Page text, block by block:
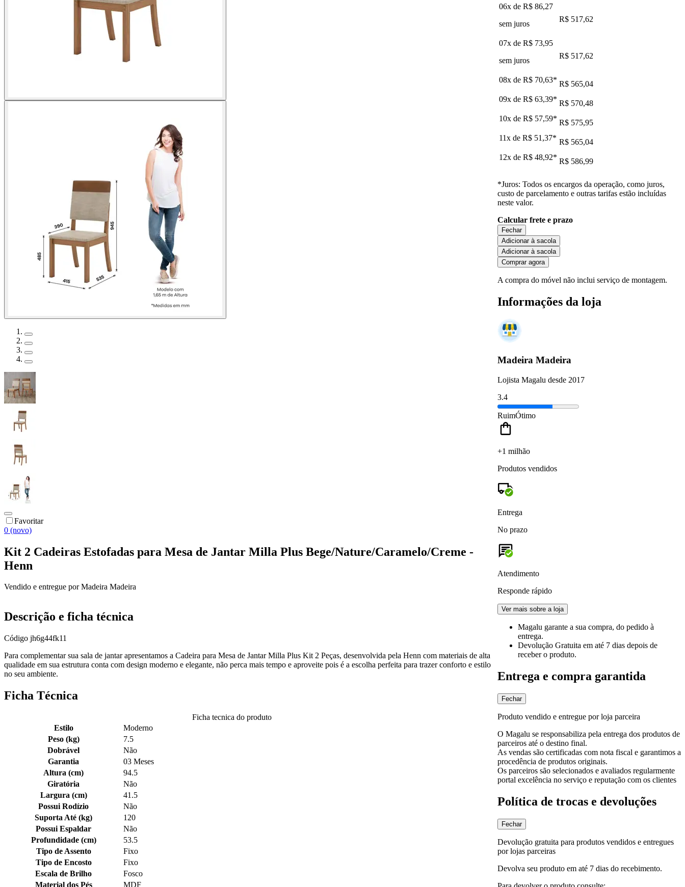
Favoritar
0 (novo)
Kit 2 Cadeiras Estofadas para Mesa de Jantar Milla Plus Bege/Nature/Caramelo/Creme -
Henn
Vendido e entregue por Madeira Madeira
06x de R$ 86,27
sem juros
R$ 517,62
07x de R$ 73,95
sem juros
R$ 517,62
08x de R$ 70,63* R$ 565,04
09x de R$ 63,39* R$ 570,48
10x de R$ 57,59* R$ 575,95
11x de R$ 51,37* R$ 565,04
12x de R$ 48,92* R$ 586,99
*Juros: Todos os encargos da operação, como juros,
custo de parcelamento e outras tarifas estão incluídas
neste valor.
Calcular frete e prazo
Fechar
Adicionar à sacola
Adicionar à sacola
Comprar agora
A compra do móvel não inclui serviço de montagem.
Informações da loja
Madeira Madeira
Lojista Magalu desde 2017
3.4
RuimÓtimo
+1 milhão
Produtos vendidos
Entrega
No prazo
Atendimento
Responde rápido
Ver mais sobre a loja
Magalu garante a sua compra, do pedido à
entrega.
Devolução Gratuita em até 7 dias depois de
receber o produto.
Entrega e compra garantida
Fechar
Produto vendido e entregue por loja parceira
O Magalu se responsabiliza pela entrega dos produtos de
parceiros até o destino final.
As vendas são certificadas com nota fiscal e garantimos a
procedência de produtos originais.
Os parceiros são selecionados e avaliados regularmente
portal excelência no serviço e reputação com os clientes
Política de trocas e devoluções
Fechar
Devolução gratuita para produtos vendidos e entregues
por lojas parceiras
Devolva seu produto em até 7 dias do recebimento.
Descrição e ficha técnica
Código jh6g44fk11
Para complementar sua sala de jantar apresentamos a Cadeira para Mesa de Jantar Milla Plus Kit 2 Peças, desenvolvida pela Henn com materiais de alta
qualidade em sua estrutura conta com design moderno e elegante, não perca mais tempo e aproveite pois é a escolha perfeita para trazer conforto e estilo
no seu ambiente.
Ficha Técnica
Ficha tecnica do produto
Estilo
Moderno
Peso (kg)
7.5
Dobrável
Não
Garantia
03 Meses
Altura (cm)
94.5
Giratória
Não
Largura (cm)
41.5
Possui Rodízio
Não
Suporta Até (kg)
120
Possui Espaldar
Não
Profundidade (cm)
53.5
Tipo de Assento
Fixo
Tipo de Encosto
Fixo
Escala de Brilho
Fosco
Material dos Pés
MDF